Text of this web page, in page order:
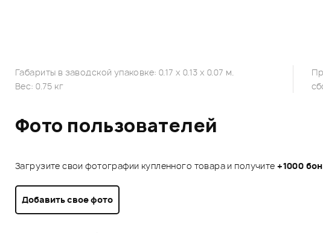
Габариты в заводской упаковке: 0.17 x 0.13 x 0.07 м.
Вес: 0.75 кг
Фото пользователей
Загрузите свои фотографии купленного товара и получите+1000
Добавить свое фото